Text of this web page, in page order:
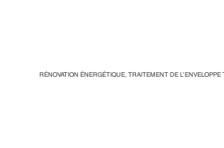
RÉNOVATION ÉNERGÉTIQUE, TRAITEMENT DE L'ENVELOPPE